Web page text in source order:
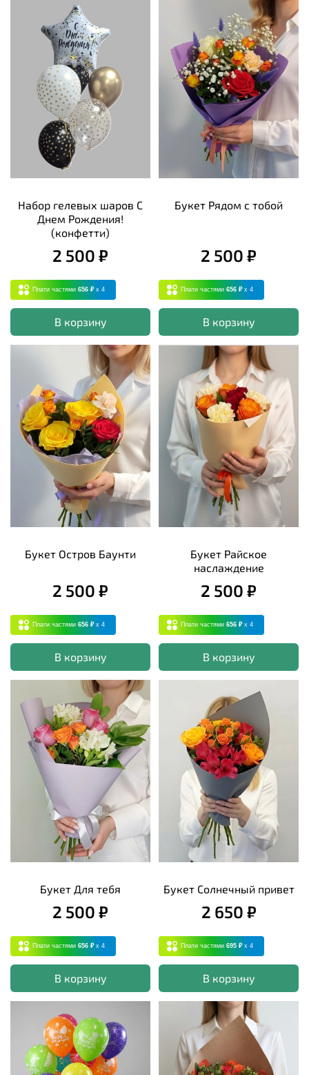
Набор гелевых шаров С
Днем Рождения!
(конфетти)
2 500 ₽
Плати частями 656 ₽ x 4
В корзину
Букет Рядом с тобой
2 500 ₽
Плати частями 656 ₽ x 4
В корзину
Букет Остров Баунти
2 500 ₽
Плати частями 656 ₽ x 4
В корзину
Букет Райское
наслаждение
2 500 ₽
Плати частями 656 ₽ x 4
В корзину
Букет Для тебя
2 500 ₽
Плати частями 656 ₽ x 4
В корзину
Букет Солнечный привет
2 650 ₽
Плати частями 695 ₽ x 4
В корзину